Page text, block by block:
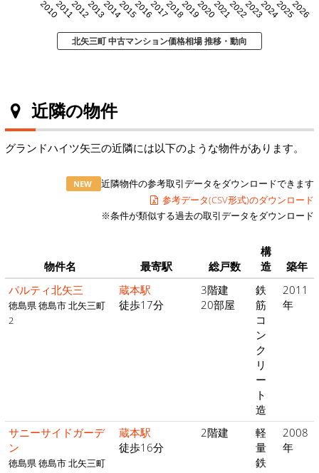
20102011201220132014201520162017201820192020202120222023202420252026
北矢三町 中古マンション価格相場 推移・動向
近隣の物件
グランドハイツ矢三の近隣には以下のような物件があります。
NEW
近隣物件の参考取引データをダウンロードできます
参考データ(CSV形式)のダウンロード
※条件が類似する過去の取引データをダウンロード
物件名 最寄駅 総戸数
構
造
築年
パルティ北矢三
徳島県 徳島市 北矢三町
2
蔵本駅
徒歩17分
3階建
20部屋
鉄
筋
コ
ン
ク
リ
ー
ト
造
2011
年
サニーサイドガーデ
ン
徳島県 徳島市 北矢三町
蔵本駅
徒歩16分
2階建
軽
量
鉄
2008
年